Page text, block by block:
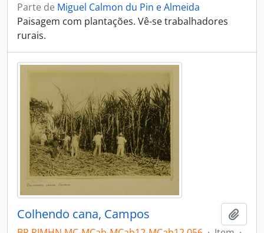
Parte de Miguel Calmon du Pin e Almeida
Paisagem com plantações. Vê-se trabalhadores
rurais.
Colhendo cana, Campos